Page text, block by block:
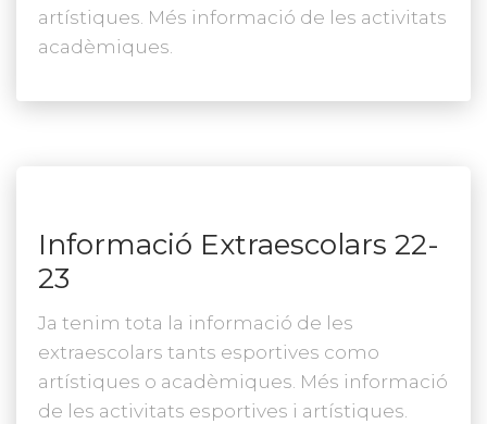
artístiques. Més informació de les activitats
acadèmiques.
Informació Extraescolars 22-
23
Ja tenim tota la informació de les
extraescolars tants esportives como
artístiques o acadèmiques. Més informació
de les activitats esportives i artístiques.